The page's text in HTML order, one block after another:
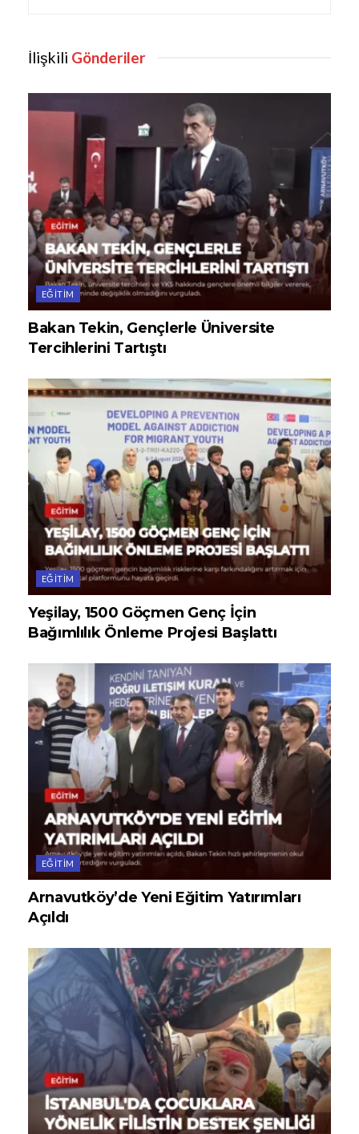
İlişkili Gönderiler
EĞITIM
Bakan Tekin, Gençlerle Üniversite
Tercihlerini Tartıştı
EĞITIM
Yeşilay, 1500 Göçmen Genç İçin
Bağımlılık Önleme Projesi Başlattı
EĞITIM
Arnavutköy’de Yeni Eğitim Yatırımları
Açıldı